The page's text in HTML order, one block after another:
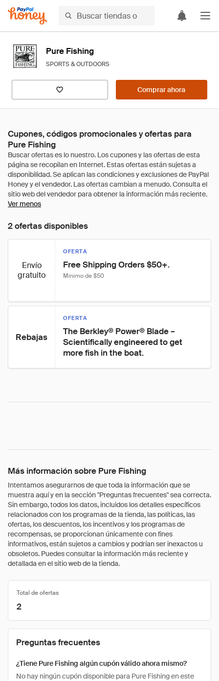
Pure Fishing
SPORTS & OUTDOORS
Comprar ahora
Cupones, códigos promocionales y ofertas para
Pure Fishing
Ver menos
2 ofertas disponibles
Envío
gratuito
OFERTA
Free Shipping Orders $50+.
Mínimo de $50
Rebajas
OFERTA
The Berkley® Power® Blade –
Scientifically engineered to get
more fish in the boat.
Más información sobre Pure Fishing
Intentamos asegurarnos de que toda la información que se
muestra aquí y en la sección "Preguntas frecuentes" sea correcta.
Sin embargo, todos los datos, incluidos los detalles específicos
relacionados con los programas de la tienda, las políticas, las
ofertas, los descuentos, los incentivos y los programas de
recompensas, se proporcionan únicamente con fines
informativos, están sujetos a cambios y podrían ser inexactos u
obsoletos. Puedes consultar la información más reciente y
detallada en el sitio web de la tienda.
Total de ofertas
2
Preguntas frecuentes
¿Tiene Pure Fishing algún cupón válido ahora mismo?
No hay ningún cupón disponible para Pure Fishing en este